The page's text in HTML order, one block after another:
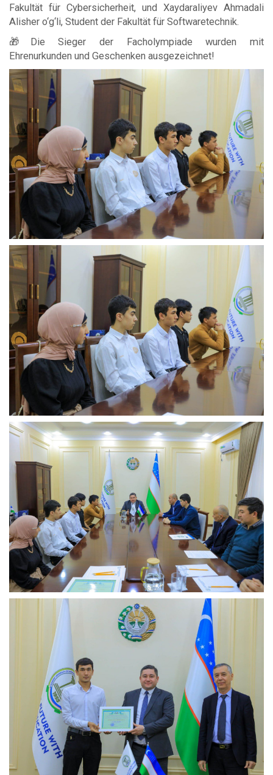
Fakultät für Cybersicherheit, und Xaydaraliyev Ahmadali
Alisher o‘g‘li, Student der Fakultät für Softwaretechnik.
🎁Die Sieger der Facholympiade wurden mit
Ehrenurkunden und Geschenken ausgezeichnet!